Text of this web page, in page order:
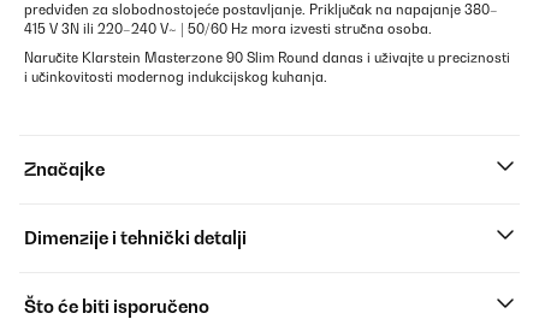
predviđen za slobodnostojeće postavljanje. Priključak na napajanje 380–
415 V 3N ili 220–240 V~ | 50/60 Hz mora izvesti stručna osoba.
Naručite Klarstein Masterzone 90 Slim Round danas i uživajte u preciznosti
i učinkovitosti modernog indukcijskog kuhanja.
Značajke
Dimenzije i tehnički detalji
Što će biti isporučeno